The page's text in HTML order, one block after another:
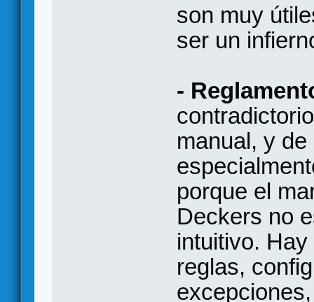
son muy
ser un
-
manual, y
porque el
Deckers no
intuitivo.
reglas,